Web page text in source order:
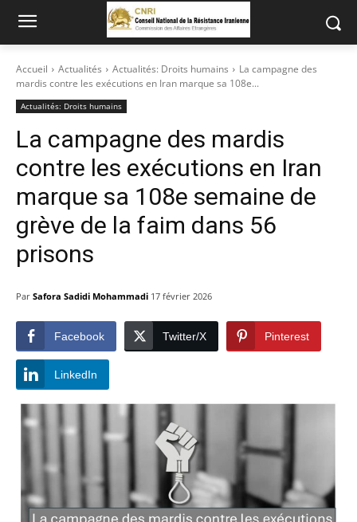
Accueil Actualités Actualités: Droits humains
La campagne des
mardis contre les exécutions en Iran marque sa 108e...
Actualités: Droits humains
La campagne des mardis
contre les exécutions en Iran
marque sa 108e semaine de
grève de la faim dans 56
prisons
Par Safora Sadidi Mohammadi 17 février 2026
Facebook Twitter/X Pinterest
LinkedIn